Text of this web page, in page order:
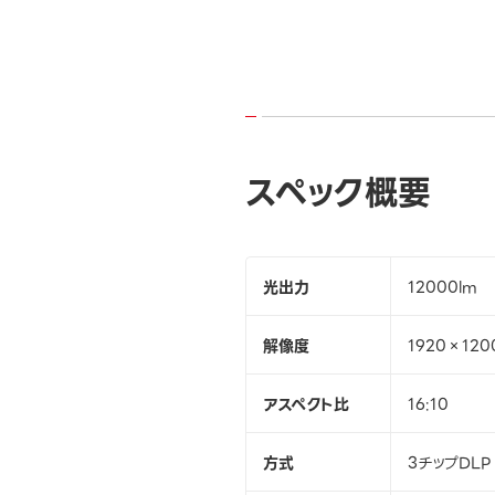
スペック概要
光出力 12000lm
解像度
アスペクト比 16:10
方式 3チップDLP